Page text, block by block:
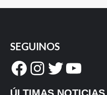
SEGUINOS
Facebook
Instagram
Twitter